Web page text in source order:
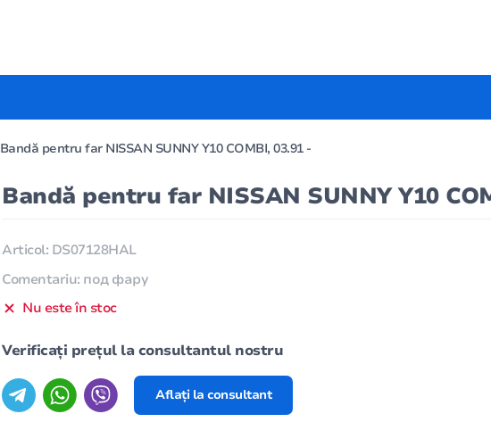
Bandă pentru far NISSAN SUNNY Y10 COMBI, 03.91 -
Bandă pentru far NISSAN SUNNY Y10
Articol: DS07128HAL
Comentariu: под фару
Nu este în stoc
Verificați prețul la consultantul nostru
Aflați la consultant